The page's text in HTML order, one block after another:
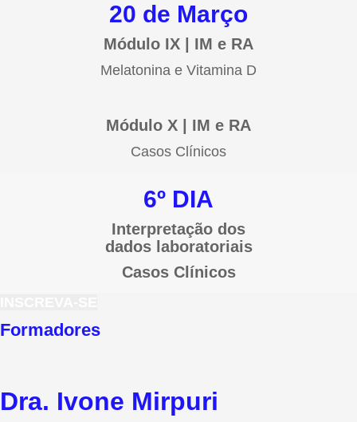
20 de Março
Módulo IX | IM e RA
Melatonina e Vitamina D
Módulo X | IM e RA
Casos Clínicos
6º DIA
Interpretação dos
dados laboratoriais
Casos Clínicos
Formadores
Dra. Ivone Mirpuri